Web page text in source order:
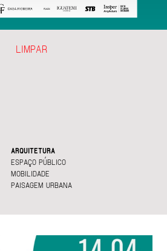
ARQUITETURA
ESPAÇO PÚBLICO
MOBILIDADE
PAISAGEM URBANA
LIMPAR